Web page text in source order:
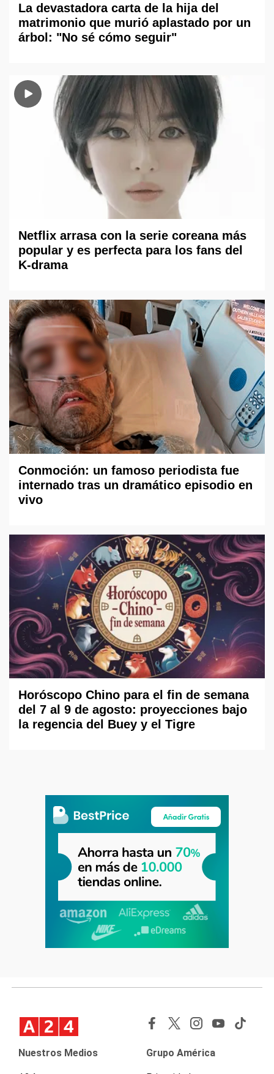
La devastadora carta de la hija del
matrimonio que murió aplastado por un
árbol: "No sé cómo seguir"
Netflix arrasa con la serie coreana más
popular y es perfecta para los fans del
K-drama
Conmoción: un famoso periodista fue
internado tras un dramático episodio en
vivo
Horóscopo Chino para el fin de semana
del 7 al 9 de agosto: proyecciones bajo
la regencia del Buey y el Tigre
Nuestros Medios Grupo América